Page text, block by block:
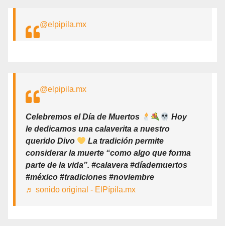
@elpipila.mx
@elpipila.mx
Celebremos el Día de Muertos
Hoy
le dedicamos una calaverita a nuestro
querido Divo
La tradición permite
considerar la muerte “como algo que forma
parte de la vida”. #calavera #díademuertos
#méxico #tradiciones #noviembre
♬ sonido original - ElPípila.mx